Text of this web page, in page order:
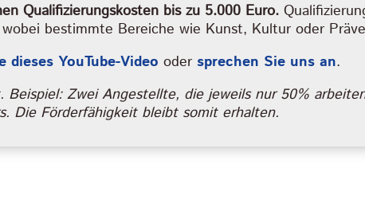
Qualifizierungskosten bis zu 5.000 Euro.
bestimmte Bereiche wie Kunst, Kultur oder
dieses YouTube-Video oder sprechen Sie uns an.
Zwei Angestellte, die jeweils nur 50%
Die Förderfähigkeit bleibt somit erhalten.